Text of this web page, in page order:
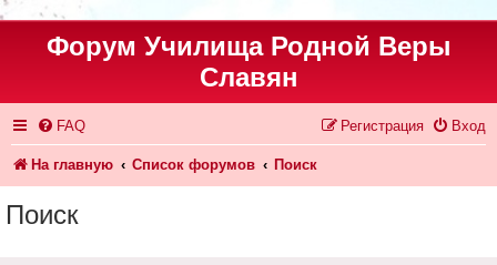
Форум Училища Родной Веры
Славян
FAQ Вход
Регистрация
На главную Список форумов Поиск
Поиск